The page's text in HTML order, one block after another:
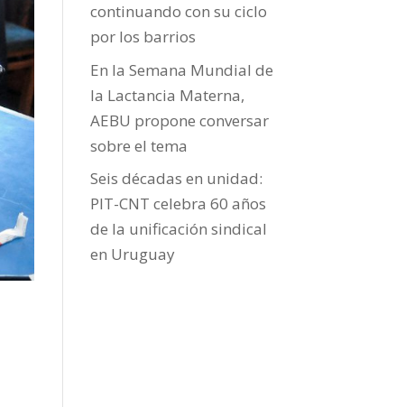
continuando con su ciclo
por los barrios
En la Semana Mundial de
la Lactancia Materna,
AEBU propone conversar
sobre el tema
Seis décadas en unidad:
PIT-CNT celebra 60 años
de la unificación sindical
en Uruguay